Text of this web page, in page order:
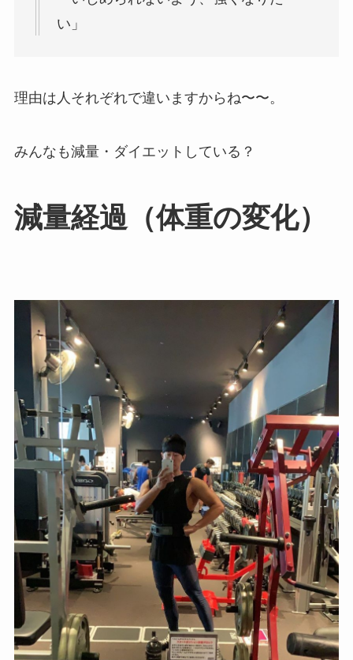
い」
理由は人それぞれで違いますからね〜〜。
みんなも減量・ダイエットしている？
減量経過（体重の変化）